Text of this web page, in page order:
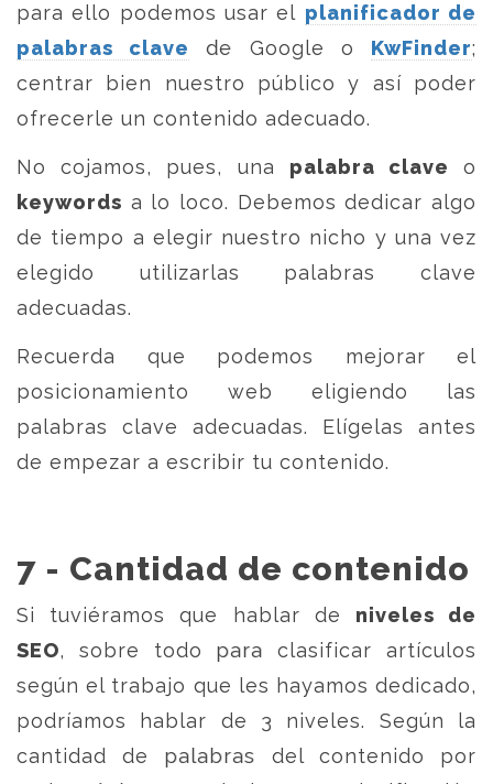
para ello podemos usar el planificador de
palabras clave
de Google o KwFinder;
centrar bien nuestro público y así poder
ofrecerle un contenido adecuado.
No cojamos, pues, una palabra clave o
keywords a lo loco. Debemos dedicar algo
de tiempo a elegir nuestro nicho y una vez
elegido utilizarlas palabras clave
adecuadas.
Recuerda que podemos mejorar el
posicionamiento web eligiendo las
palabras clave adecuadas. Elígelas antes
de empezar a escribir tu contenido.
7 - Cantidad de contenido
Si tuviéramos que hablar de niveles de
SEO, sobre todo para clasificar artículos
según el trabajo que les hayamos dedicado,
podríamos hablar de 3 niveles. Según la
cantidad de palabras del contenido por